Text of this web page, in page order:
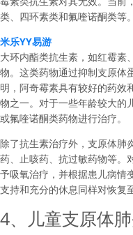
类、四环素类和氟喹诺酮类等。
米乐YY易游
大环内酯类抗生素，如红霉素
物。这类药物通过抑制支原体
明，阿奇霉素具有较好的药效
物之一。对于一些年龄较大的
或氟喹诺酮类药物进行治疗。
除了抗生素治疗外，支原体肺
药、止咳药、抗过敏药物等。
予吸氧治疗，并根据患儿病情
支持和充分的休息同样对恢复
4、儿童支原体